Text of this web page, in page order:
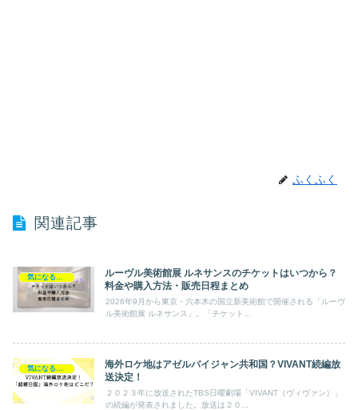
ふくふく
関連記事
気になるエンタメ
ルーヴル美術館展 ルネサンスのチケットはいつから？
料金や購入方法・販売日程まとめ
2026年9月から東京・六本木の国立新美術館で開催される「ルーヴ
ル美術館展 ルネサンス」。「チケット...
海外ロケ地はアゼルバイジャン共和国？VIVANT続編放
送決定！
２０２３年に放送されたTBS日曜劇場「VIVANT（ヴィヴァン）」
の続編が発表されました。放送は２０...